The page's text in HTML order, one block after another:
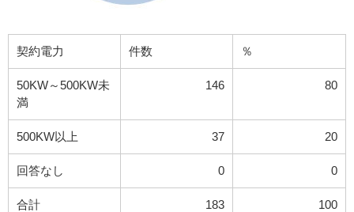
契約電力 件数 ％
50KW～500KW未
満
146 80
500KW以上 37 20
回答なし 0 0
合計 183 100